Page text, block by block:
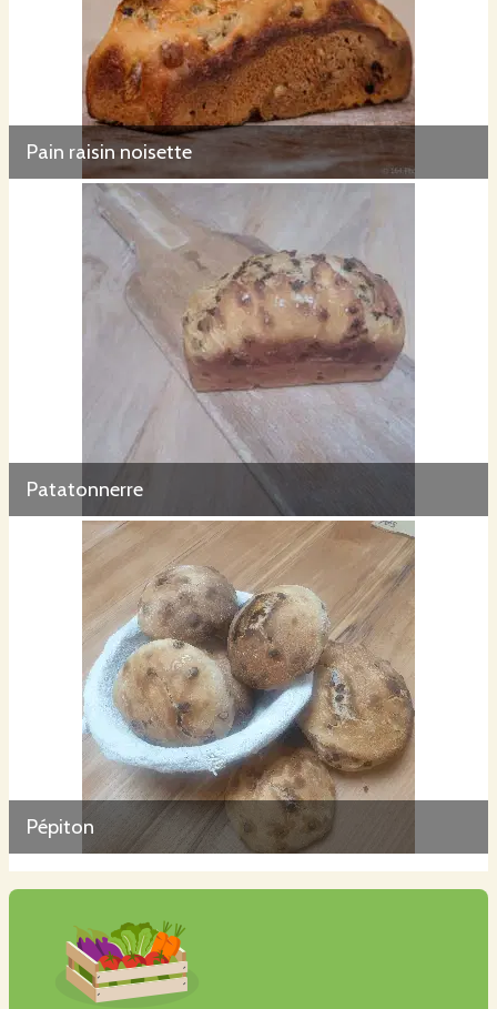
Pain raisin noisette
Patatonnerre
Pépiton